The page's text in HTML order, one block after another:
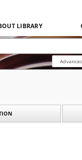
LIBRARY